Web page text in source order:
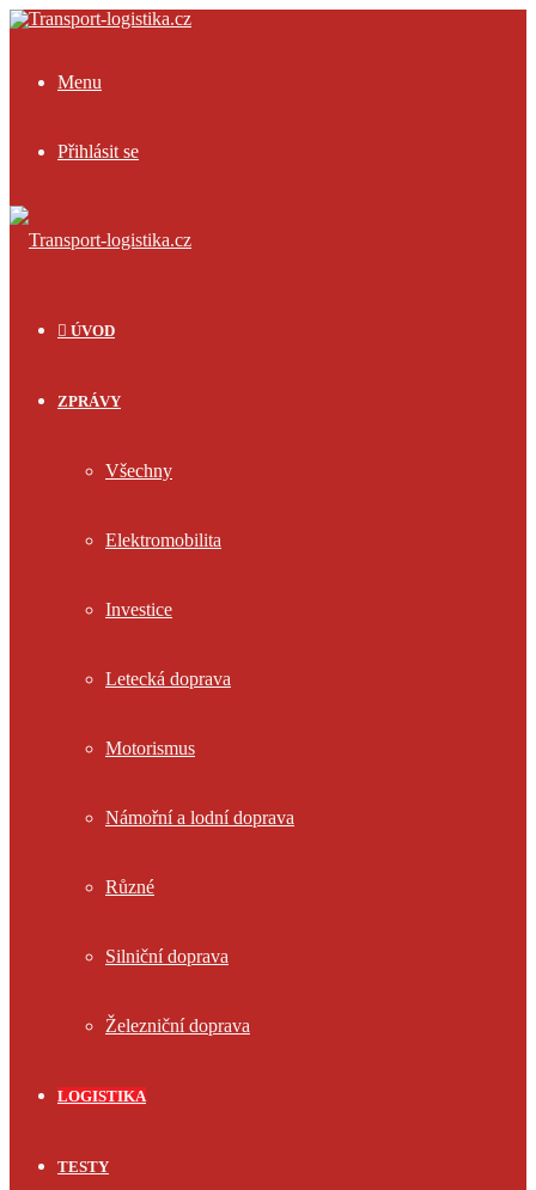
Menu
Přihlásit se
ÚVOD
ZPRÁVY
Všechny
Elektromobilita
Investice
Letecká doprava
Motorismus
Námořní a lodní doprava
Různé
Silniční doprava
Železniční doprava
LOGISTIKA
TESTY